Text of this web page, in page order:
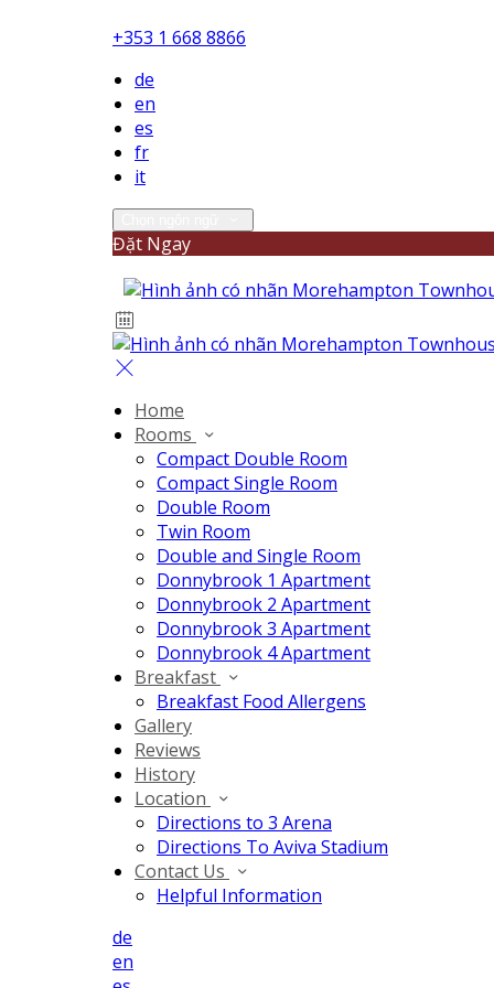
+353 1 668 8866
de
en
es
fr
it
Đặt Ngay
Home
Rooms
Compact Double Room
Compact Single Room
Double Room
Twin Room
Double and Single Room
Donnybrook 1 Apartment
Donnybrook 2 Apartment
Donnybrook 3 Apartment
Donnybrook 4 Apartment
Breakfast
Breakfast Food Allergens
Gallery
Reviews
History
Location
Directions to 3 Arena
Directions To Aviva Stadium
Contact Us
Helpful Information
de
en